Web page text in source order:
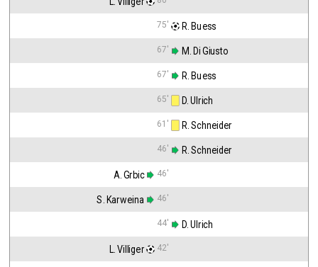
75' R. Buess
67' M. Di Giusto
67' R. Buess
65' D. Ulrich
61' R. Schneider
46' R. Schneider
A. Grbic 46'
S. Karweina 46'
44' D. Ulrich
L. Villiger 42'